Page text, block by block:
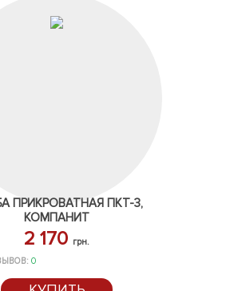
ПРИКРОВАТНАЯ ПКТ-3,
КОМПАНИТ
2 170 грн.
0